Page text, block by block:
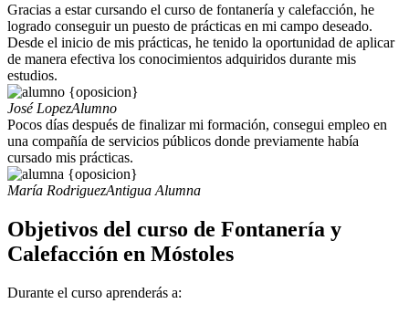
Gracias a estar cursando el curso de fontanería y calefacción, he
logrado conseguir un puesto de prácticas en mi campo deseado.
Desde el inicio de mis prácticas, he tenido la oportunidad de aplicar
de manera efectiva los conocimientos adquiridos durante mis
estudios.
José LopezAlumno
Pocos días después de finalizar mi formación, consegui empleo en
una compañía de servicios públicos donde previamente había
cursado mis prácticas.
María RodriguezAntigua Alumna
Objetivos del curso de Fontanería y
Calefacción en Móstoles
Durante el curso aprenderás a: